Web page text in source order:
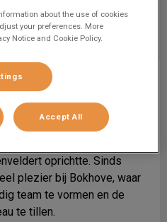
al meer dan 20 jaar
avontuur begon in
oprichtte. Sinds
plezier bij Bokhove, waar
team te vormen en de
te tillen.
about the use of cookies
your preferences. More
Notice and Cookie Policy.
Accept All